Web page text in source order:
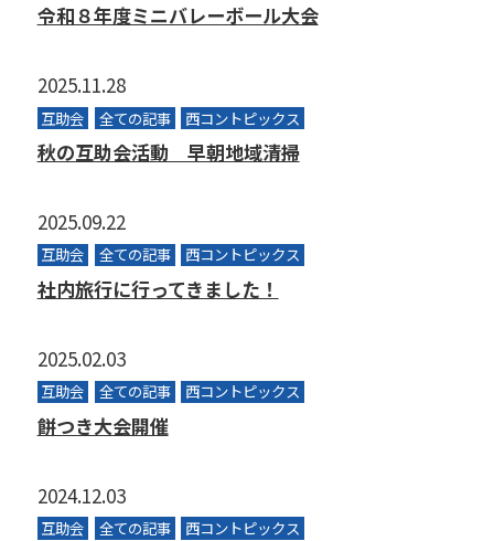
令和８年度ミニバレーボール大会
2025.11.28
互助会 全ての記事 西コントピックス
秋の互助会活動 早朝地域清掃
2025.09.22
互助会 全ての記事 西コントピックス
社内旅行に行ってきました！
2025.02.03
互助会 全ての記事 西コントピックス
餅つき大会開催
2024.12.03
互助会 全ての記事 西コントピックス